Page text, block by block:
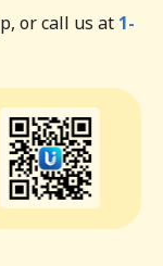
or call us at 1-